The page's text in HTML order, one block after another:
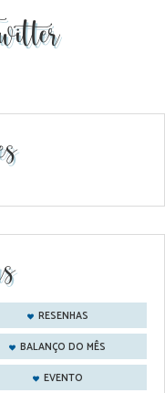
RESENHAS
BALANÇO DO MÊS
EVENTO